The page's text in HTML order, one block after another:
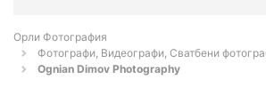
Орли Фотография
Фотографи, Видеографи, Сватбени
Ognian Dimov Photography